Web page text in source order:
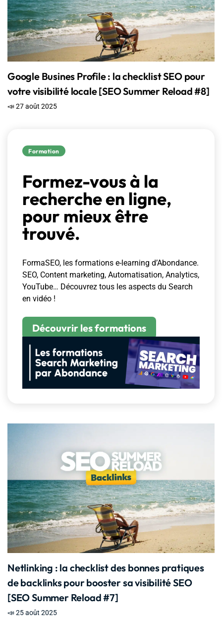
Google Busines Profile : la checklist SEO pour
votre visibilité locale [SEO Summer Reload #8]
📣 27 août 2025
Formation
Formez-vous à la
recherche en ligne,
pour mieux être
trouvé.
FormaSEO, les formations e-learning d’Abondance.
SEO, Content marketing, Automatisation, Analytics,
YouTube… Découvrez tous les aspects du Search
en vidéo !
Découvrir les formations
Netlinking : la checklist des bonnes pratiques
de backlinks pour booster sa visibilité SEO
[SEO Summer Reload #7]
📣 25 août 2025